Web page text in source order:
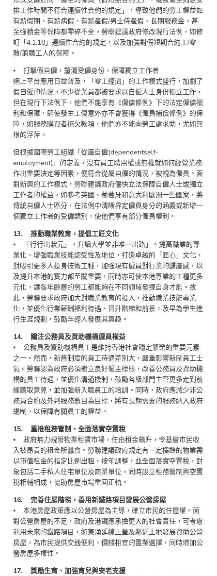
排工作時間不符合連續性合約的規定」，導致他們的勞工權益如
有薪假期、有薪病假、有薪產假/男士侍產假、長期服務金，甚
至強積金等保障都零碎不全。勞聯建議政府修改現行法例，如修
訂「4.1.18」連續性合約的規定，以及加強對假短期合約工/零
散/兼職工人的保障。
⦁ 打擊假自僱，釐清受僱身份，保障獨立工作者
網上平台應用日益普及，「零工經濟」的工作模式盛行，加劇了
假自僱的情況，不少從業員都被要求以自僱人士身份獨立工作，
但在現行下法例下，他們不能享有《僱傭條例》下的法定僱傭福
利和保障，即使發生工傷意外亦不會獲得《僱員補償條例》的保
障，如服務購買者拖欠款項，他們亦不能向勞工處求助，尤如無
根的浮萍。
但根據國際勞工組織「從屬自僱(dependentself-
employment)」的定義，沒有員工聘用權或無權就如何經營業務
作出重要決定等因素，便符合從屬自僱的情況，被視為僱員。面
對新興的工作模式，勞聯建議政府儘快立法保障自僱人士或獨立
工作者的權益，如參考英國、葡萄牙和意大利歐洲一些國家，將
傳統自僱人士區分，在法例中清晰界定僱員身分的涵義或新增一
個獨立工作者的受僱類別，使他們享有部分僱員權利。
13. 推動職業教育，提倡工匠文化
⦁ 「行行出狀元」，升讀大學並非唯一出路」。提高職業的專
業化、增強職業技能認受性及地位，打造卓越的「匠心」文化，
對吸引更多人投身技術工種，加強現有僱員對行業的歸屬感，以
及提升本港的實力都至關重要，同時亦可使本港專業的工種更多
元化，讓各年齡層的勞工都能夠在不同領域發揮自身才能。故
此，勞聯要求政府加大對職業教育的投入，推動職業技能專業
化，並優化行業薪酬福利待遇、晉升階梯和前景，及早為學生進
行生涯規劃，鼓勵年輕人發展其興趣。
14. 關注公務員及資助機構僱員權益
⦁ 公務員及資助機構員工是維持香港社會穩定繁榮的重要元素
之一。然而，新舊制度的員工待遇差別大，嚴重影響新制員工士
氣。勞聯認為政府必須樹立良好僱主榜樣，改善公務員及資助機
構的員工待遇，並優化溝通機制，鼓勵各級部門主管更多走到前
線聽取意見，並加強新入職員工的培訓。同時，政府應減少非公
務員合約及外判服務數目為目標，將有長期需要的服務納入政府
編制，以保障有關員工的權益。
15. 重推租務管制，全面落實空置稅
⦁ 政府無力規管物業租賃市場，任由租金飆升，令基層市民收
入被昂貴的租金所蠶食。勞聯建議政府規定有一定樓齡的物業需
以市值租金的指定比例出租，按年調整，並全面落實空置稅，對
象包括二手私人住宅單位及商業單位。同時設立租務管制與空置
稅相輔相成，協助房屋市場重回正軌。
16. 完善住屋階梯，善用新鐵路項目發展公營房屋
⦁ 本港房屋政策應以公營房屋為主導，確立市民的住屋權。面
對公營房屋的不足，政府及港鐵應承擔更大的社會責任，可考慮
利用未來的鐵路項目，如東涌延線上蓋及鄰近土地發展資助公營
房屋，為市民提供交通便利、價錢相宜的置業選擇，同時增加公
營房屋多樣性。
17. 獎勵生育、加強育兒與安老支援